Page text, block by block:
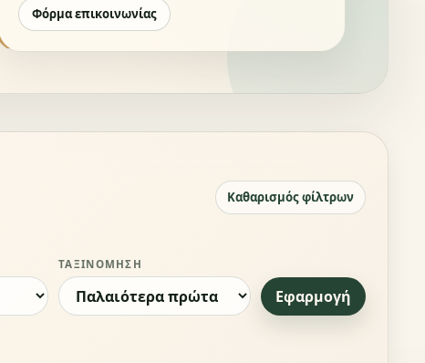
Φόρμα επικοινωνίας
Καθαρισμός φίλτρων
ΤΑΞΙΝΌΜΗΣΗ
Εφαρμογή